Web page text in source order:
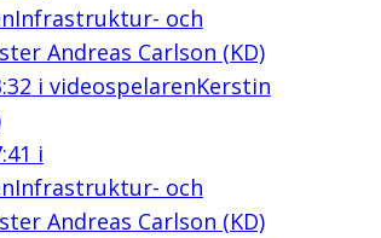
Infrastruktur- och
Andreas Carlson (KD)
i videospelarenKerstin
i
Infrastruktur- och
Andreas Carlson (KD)